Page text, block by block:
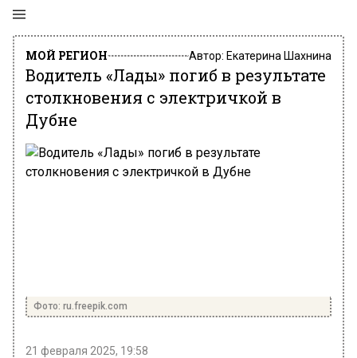
МОЙ РЕГИОН Автор: Екатерина Шахнина
Водитель «Лады» погиб в результате
столкновения с электричкой в
Дубне
Фото: ru.freepik.com
21 февраля 2025, 19:58